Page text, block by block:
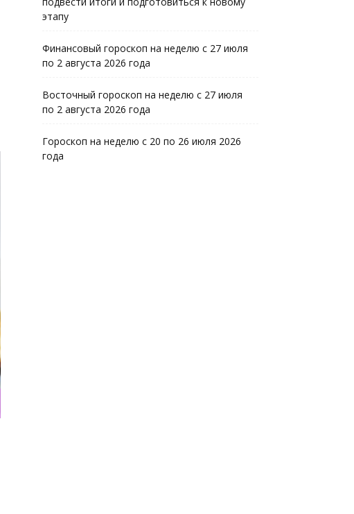
этапу
Финансовый гороскоп на неделю с 27 июля
по 2 августа 2026 года
Восточный гороскоп на неделю с 27 июля
по 2 августа 2026 года
Гороскоп на неделю с 20 по 26 июля 2026
года